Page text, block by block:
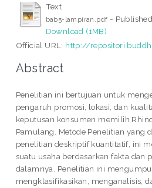
Text
bab5-lampiran.pdf -
Download (1MB)
Official URL: http://
Abstract
Penelitian ini bertujuan untuk
pengaruh promosi, lokasi, dan
keputusan konsumen memilih
Pamulang. Metode Penelitian yang
penelitian deskriptif kuantitatif, ini
suatu usaha berdasarkan fakta dan
dalamnya. Penelitian ini
mengklasifikasikan, menganalisis,